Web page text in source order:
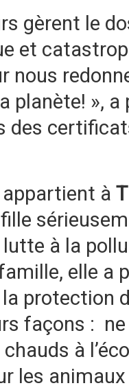
gèrent le
et
nous
planète! »,
des
appartient à
à la
elle a
protection
façons :
à
les animaux